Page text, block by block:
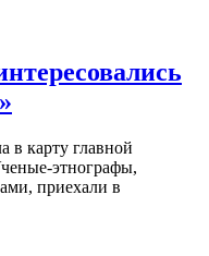
в карту главной
этнографы,
приехали в